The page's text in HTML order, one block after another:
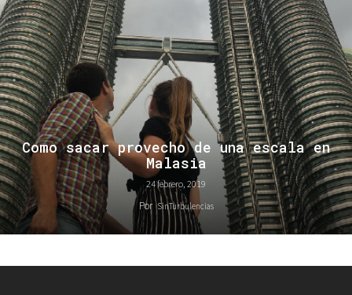
Como sacar provecho de una escala en
Malasia
24 febrero, 2019
Por SinTurbulencias